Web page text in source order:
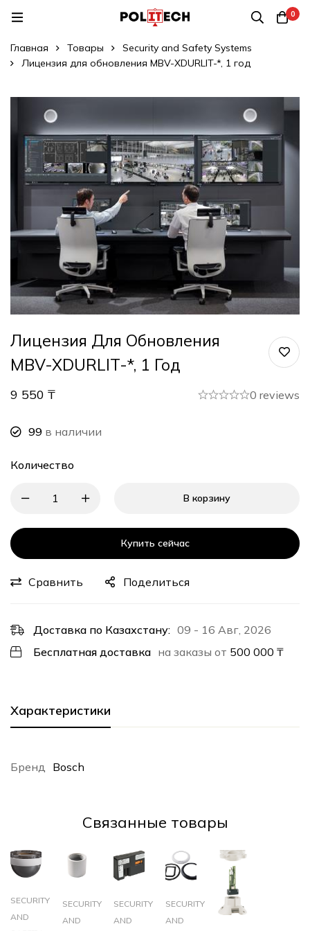
0
Главная Товары
Security and Safety Systems
Лицензия для обновления MBV-XDURLIT-*, 1 год
Лицензия Для Обновления
MBV-XDURLIT-*, 1 Год
9 550 ₸ 0 reviews
99 в наличии
Количество
В корзину
Купить сейчас
Сравнить Поделиться
Доставка по Казахстану: 09 - 16 Авг, 2026
Бесплатная доставка на заказы от 500 000 ₸
Характеристики
Бренд Bosch
Cвязанные товары
SECURITY
AND
SECURITY
AND
SECURITY
AND
SECURITY
AND